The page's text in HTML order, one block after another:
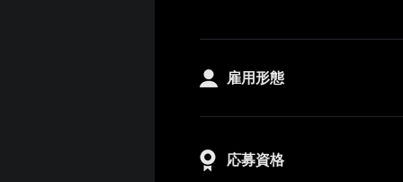
雇用形態
応募資格